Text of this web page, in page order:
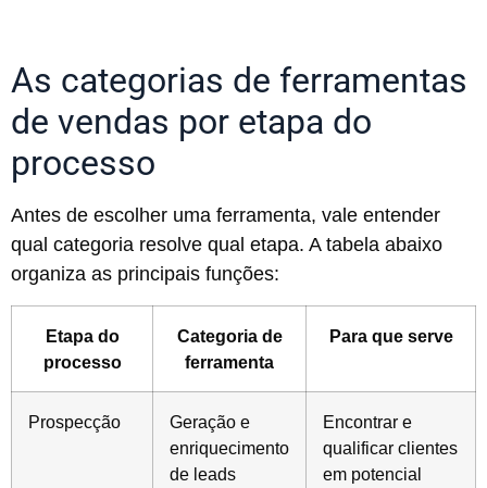
As categorias de ferramentas
de vendas por etapa do
processo
Antes de escolher uma ferramenta, vale entender
qual categoria resolve qual etapa. A tabela abaixo
organiza as principais funções:
Etapa do
processo
Categoria de
ferramenta
Para que serve
Prospecção
Geração e
enriquecimento
de leads
Encontrar e
qualificar clientes
em potencial